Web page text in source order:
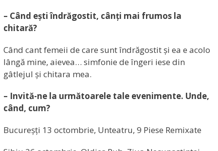
– Când ești îndrăgostit, cânți mai frumos la
chitară?
Când cant femeii de care sunt îndrăgostit și ea e acolo
lângă mine, aievea… simfonie de îngeri iese din
gâtlejul și chitara mea.
– Invită-ne la următoarele tale evenimente. Unde,
când, cum?
Bucureșți 13 octombrie, Unteatru, 9 Piese Remixate